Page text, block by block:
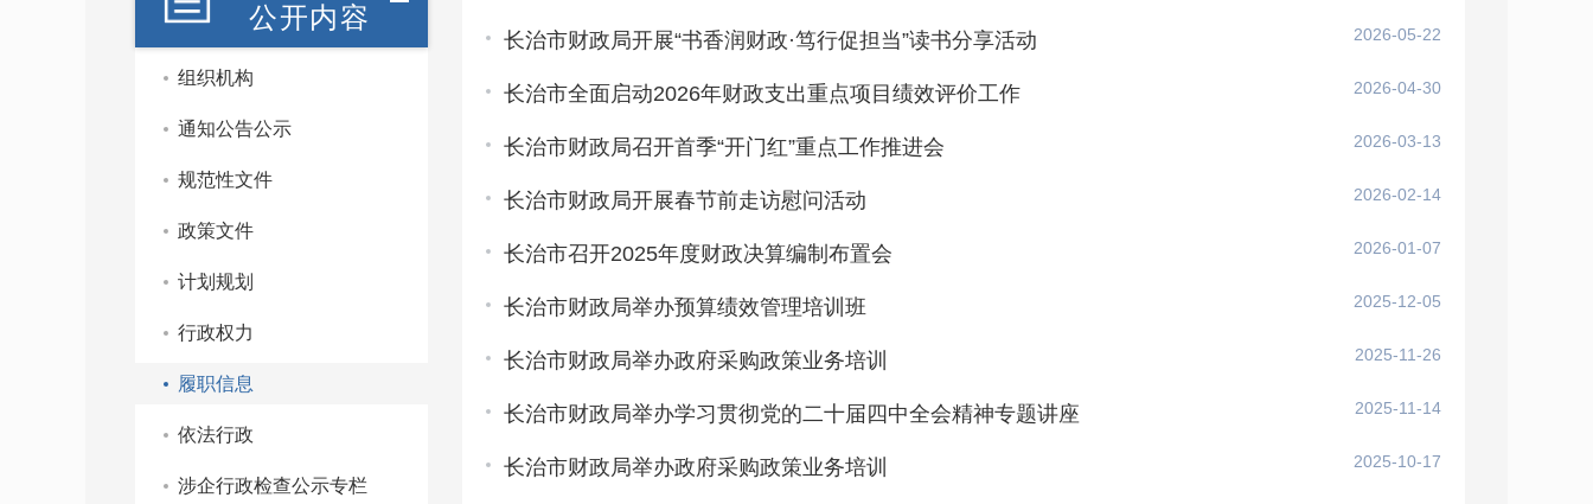
公开内容
组织机构
通知公告公示
规范性文件
政策文件
计划规划
行政权力
履职信息
依法行政
涉企行政检查公示专栏
长治市财政局开展“书香润财政·笃行促担当”读书分享活动 2026-05-22
长治市全面启动2026年财政支出重点项目绩效评价工作 2026-04-30
长治市财政局召开首季“开门红”重点工作推进会 2026-03-13
长治市财政局开展春节前走访慰问活动 2026-02-14
长治市召开2025年度财政决算编制布置会 2026-01-07
长治市财政局举办预算绩效管理培训班 2025-12-05
长治市财政局举办政府采购政策业务培训 2025-11-26
长治市财政局举办学习贯彻党的二十届四中全会精神专题讲座 2025-11-14
长治市财政局举办政府采购政策业务培训 2025-10-17